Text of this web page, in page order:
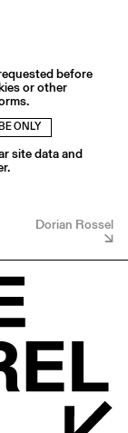
before
or other
ONLY
site data and
Dorian Rossel